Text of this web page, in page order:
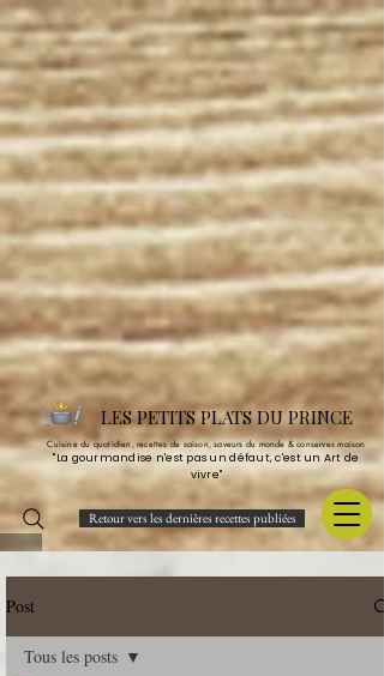
LES PETITS PLATS DU PRINCE
Cuisine du quotidien, recettes de saison, saveurs du monde & conserves maison
"La gourmandise n'est pas un défaut, c'est un Art de
vivre"
Retour vers les dernières recettes publiées
Post
Tous les posts